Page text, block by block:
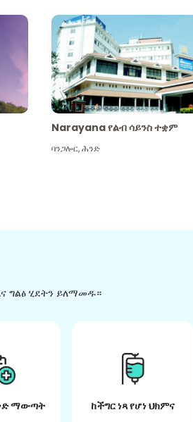
Narayana የልብ ሳይንስ ተቋም
ባንጋሎር,ሕንድ
ግልፅ ሂደትን ይለማመዱ።
ማውጣት ከችግር ነጻ የሆነ ህክምና